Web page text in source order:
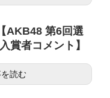
第6回選
賞者コメント】
読む